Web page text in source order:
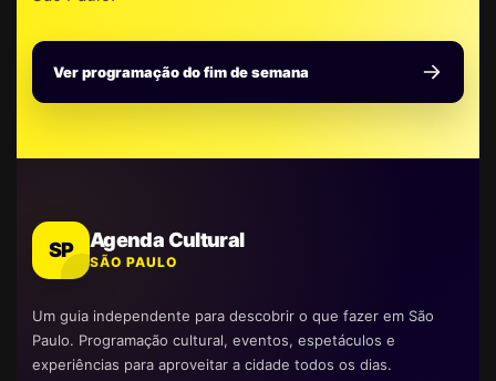
Ver programação do fim de semana
SP Agenda Cultural
SÃO PAULO
Um guia independente para descobrir o que fazer em São
Paulo. Programação cultural, eventos, espetáculos e
experiências para aproveitar a cidade todos os dias.